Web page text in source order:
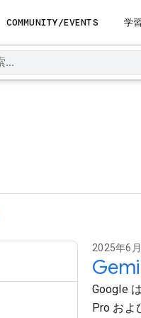
COMMUNITY/EVENTS 学
2025年6
Google
Pro およ